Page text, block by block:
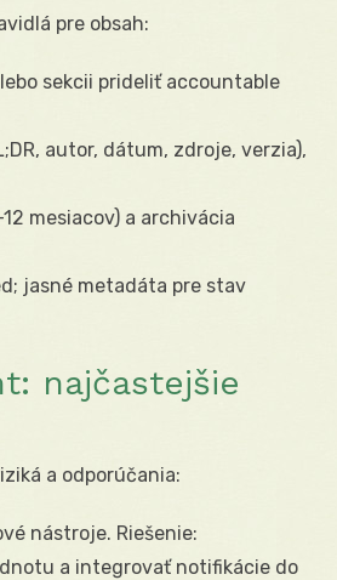
pre obsah:
sekcii prideliť accountable
autor, dátum, zdroje, verzia),
mesiacov) a archivácia
jasné metadáta pre stav
najčastejšie
a odporúčania:
nástroje. Riešenie:
a integrovať notifikácie do